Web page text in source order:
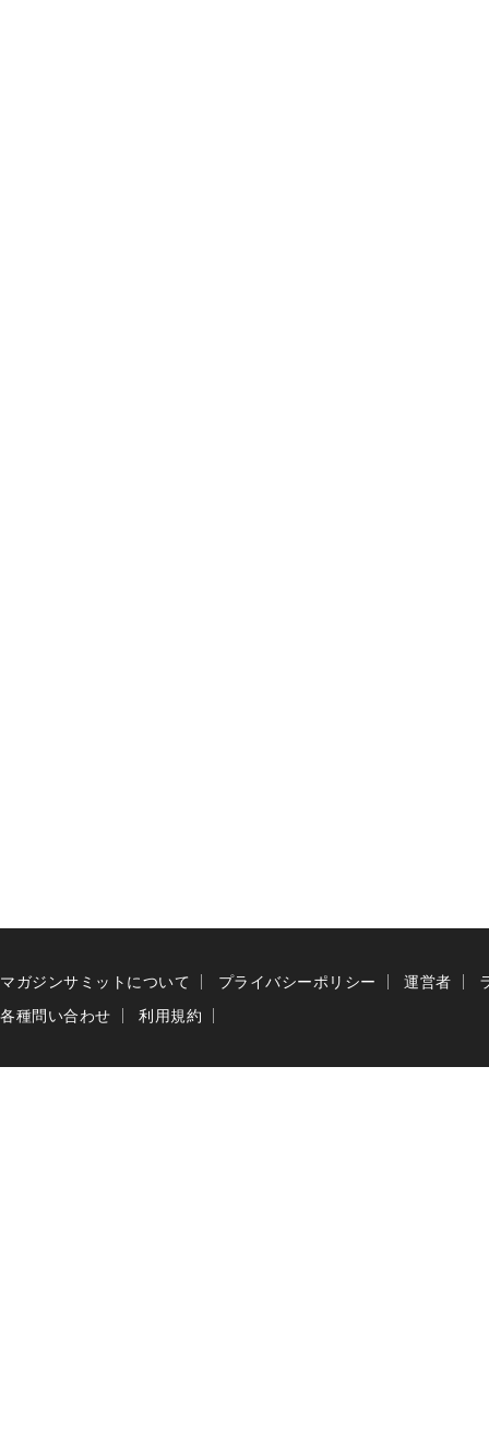
マガジンサミットについて プライバシーポリシー 運営者
各種問い合わせ
利用規約